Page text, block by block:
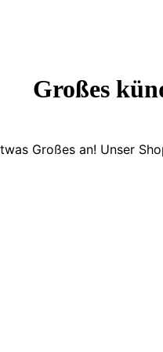
Großes
Großes an! Unser